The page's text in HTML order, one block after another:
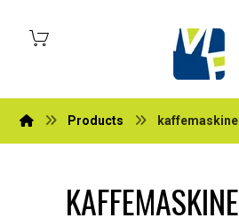
Products kaffemaskine
KAFFEMASKINE